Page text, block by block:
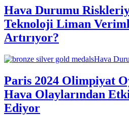
Hava Durumu
Teknoloji Liman
Artırıyor?
Hava
Paris 2024 Olimpiyat
Hava Olaylarından
Ediyor